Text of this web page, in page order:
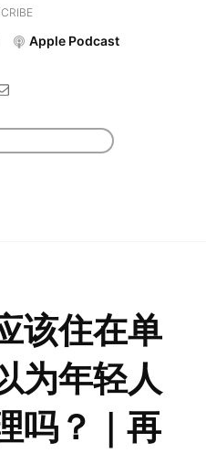
Apple Podcast
该住在单
为年轻人
吗？｜再